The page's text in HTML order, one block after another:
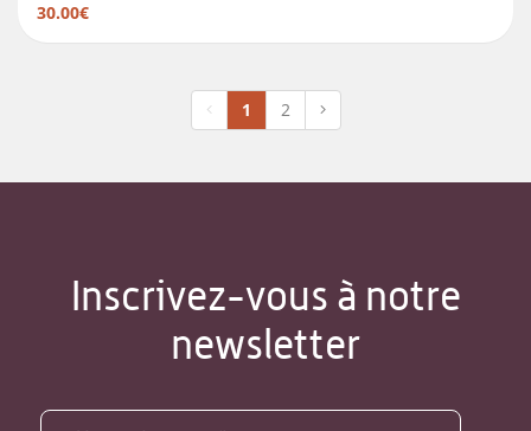
30.00€
1 2
Inscrivez-vous à notre
newsletter